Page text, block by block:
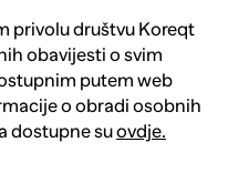
privolu društvu Koreqt
obavijesti o svim
putem web
o obradi osobnih
dostupne suovdje.